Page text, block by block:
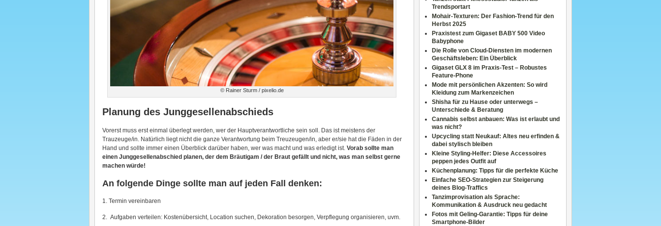
© Rainer Sturm / pixelio.de
Planung des Junggesellenabschieds
Vorerst muss erst einmal überlegt werden, wer der Hauptverantwortliche sein soll. Das ist meistens der
Trauzeuge/in. Natürlich liegt nicht die ganze Verantwortung beim Treuzeugen/in, aber er/sie hat die Fäden in der
Hand und sollte immer einen Überblick darüber haben, wer was macht und was erledigt ist. Vorab sollte man
einen Junggesellenabschied planen, der dem Bräutigam / der Braut gefällt und nicht, was man selbst gerne
machen würde!
An folgende Dinge sollte man auf jeden Fall denken:
1. Termin vereinbaren
2. Aufgaben verteilen: Kostenübersicht, Location suchen, Dekoration besorgen, Verpflegung organisieren, uvm.
Trendsportart
Mohair-Texturen: Der Fashion-Trend für den
Herbst 2025
Praxistest zum Gigaset BABY 500 Video
Babyphone
Die Rolle von Cloud-Diensten im modernen
Geschäftsleben: Ein Überblick
Gigaset GLX 8 im Praxis-Test – Robustes
Feature-Phone
Mode mit persönlichen Akzenten: So wird
Kleidung zum Markenzeichen
Shisha für zu Hause oder unterwegs –
Unterschiede & Beratung
Cannabis selbst anbauen: Was ist erlaubt und
was nicht?
Upcycling statt Neukauf: Altes neu erfinden &
dabei stylisch bleiben
Kleine Styling-Helfer: Diese Accessoires
peppen jedes Outfit auf
Küchenplanung: Tipps für die perfekte Küche
Einfache SEO-Strategien zur Steigerung
deines Blog-Traffics
Tanzimprovisation als Sprache:
Kommunikation & Ausdruck neu gedacht
Fotos mit Geling-Garantie: Tipps für deine
Smartphone-Bilder